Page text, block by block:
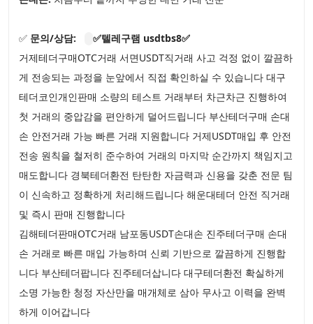
✅ 문의/상담:
✅텔레구램 usdtbs8✅
거제테더구매OTC거래 서면USDT직거래 사고 걱정 없이 깔끔하
게 전송되는 과정을 눈앞에서 직접 확인하실 수 있습니다 대구
테더코인개인판매 소량의 테스트 거래부터 차근차근 진행하여
첫 거래의 중압감을 편안하게 덜어드립니다 부산테더구매 손대
손 안전거래 가능 빠른 거래 지원합니다 거제USDT매입 후 안전
전송 원칙을 철저히 준수하여 거래의 마지막 순간까지 책임지고
매도합니다 경북테더환전 탄탄한 자금력과 신용을 갖춘 전문 팀
이 신속하고 정확하게 처리해드립니다 해운대테더 안전 직거래
및 즉시 판매 진행합니다
김해테더판매OTC거래 남포동USDT손대손 진주테더구매 손대
손 거래로 빠른 매입 가능하며 신뢰 기반으로 깔끔하게 진행합
니다 부산테더팝니다 진주테더삽니다 대구테더환전 확실하게
소명 가능한 청정 자산만을 매개체로 삼아 무사고 이력을 완벽
하게 이어갑니다